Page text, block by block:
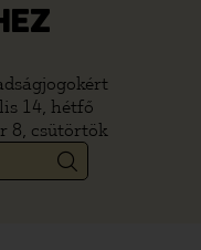
14, hétfő
8, csütörtök